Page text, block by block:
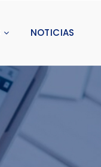
NOTICIAS